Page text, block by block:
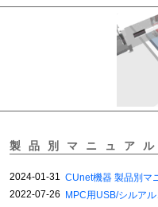
製品別マニュア